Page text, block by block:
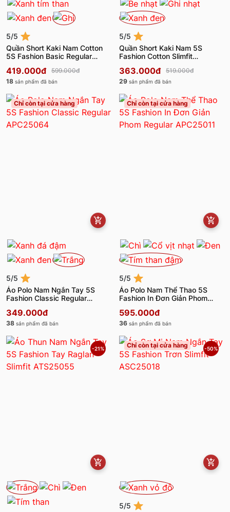
5/5
Quần Short Kaki Nam Cotton
5S Fashion Basic Regular
419.000đ
599.000đ
18 sản phẩm đã bán
5/5
Quần Short Kaki Nam 5S
Fashion Cotton Slimfit
363.000đ
519.000đ
29 sản phẩm đã bán
Chỉ còn tại cửa hàng
5/5
Áo Polo Nam Ngắn Tay 5S
Fashion Classic Regular
349.000đ
38 sản phẩm đã bán
Chỉ còn tại cửa hàng
5/5
Áo Polo Nam Thể Thao 5S
Fashion In Đơn Giản Phom
595.000đ
36 sản phẩm đã bán
-21% Chỉ còn tại cửa hàng -50%
5/5